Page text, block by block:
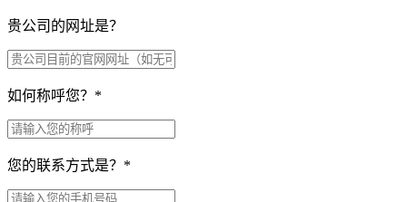
贵公司的网址是？
如何称呼您？ *
您的联系方式是？ *